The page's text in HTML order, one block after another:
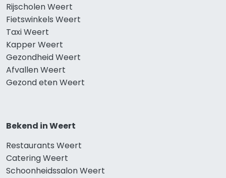
Rijscholen Weert
Fietswinkels Weert
Taxi Weert
Kapper Weert
Gezondheid Weert
Afvallen Weert
Gezond eten Weert
Bekend in Weert
Restaurants Weert
Catering Weert
Schoonheidssalon Weert